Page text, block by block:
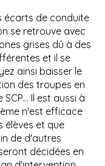
écarts de conduite
se retrouve avec
grises dû à des
et il se
ainsi baisser le
des troupes en
Il est aussi à
n'est efficace
élèves et que
de d'autres
décidées en